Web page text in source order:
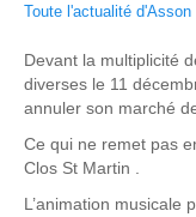
Toute l'actualité d'Asson
Devant la multiplicité
diverses le 11
annuler son marché
Ce qui ne remet pas
Clos St Martin .
L’animation musicale